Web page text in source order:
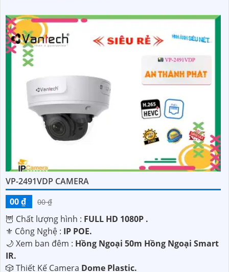
VP-2491VDP CAMERA
00 ₫
00 ₫
🦉 Chất lượng hình : FULL HD 1080P .
⚜️ Công Nghệ : IP POE.
🌙 Xem ban đêm : Hồng Ngoại 50m Hồng Ngoại Smart
IR.
🎲 Thiết Kế Camera Dome Plastic.